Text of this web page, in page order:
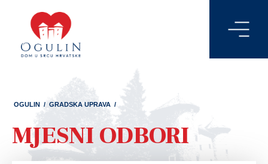
OGULIN / GRADSKA UPRAVA /
MJESNI ODBORI